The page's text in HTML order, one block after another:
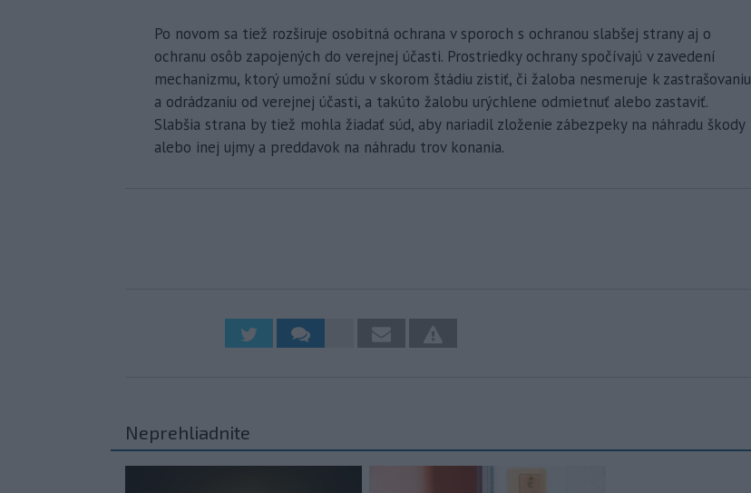
Po novom sa tiež rozširuje osobitná ochrana v sporoch s ochranou slabšej strany aj o
ochranu osôb zapojených do verejnej účasti. Prostriedky ochrany spočívajú v zavedení
mechanizmu, ktorý umožní súdu v skorom štádiu zistiť, či žaloba nesmeruje k zastrašovaniu
a odrádzaniu od verejnej účasti, a takúto žalobu urýchlene odmietnuť alebo zastaviť.
Slabšia strana by tiež mohla žiadať súd, aby nariadil zloženie zábezpeky na náhradu škody
alebo inej ujmy a preddavok na náhradu trov konania.
Neprehliadnite